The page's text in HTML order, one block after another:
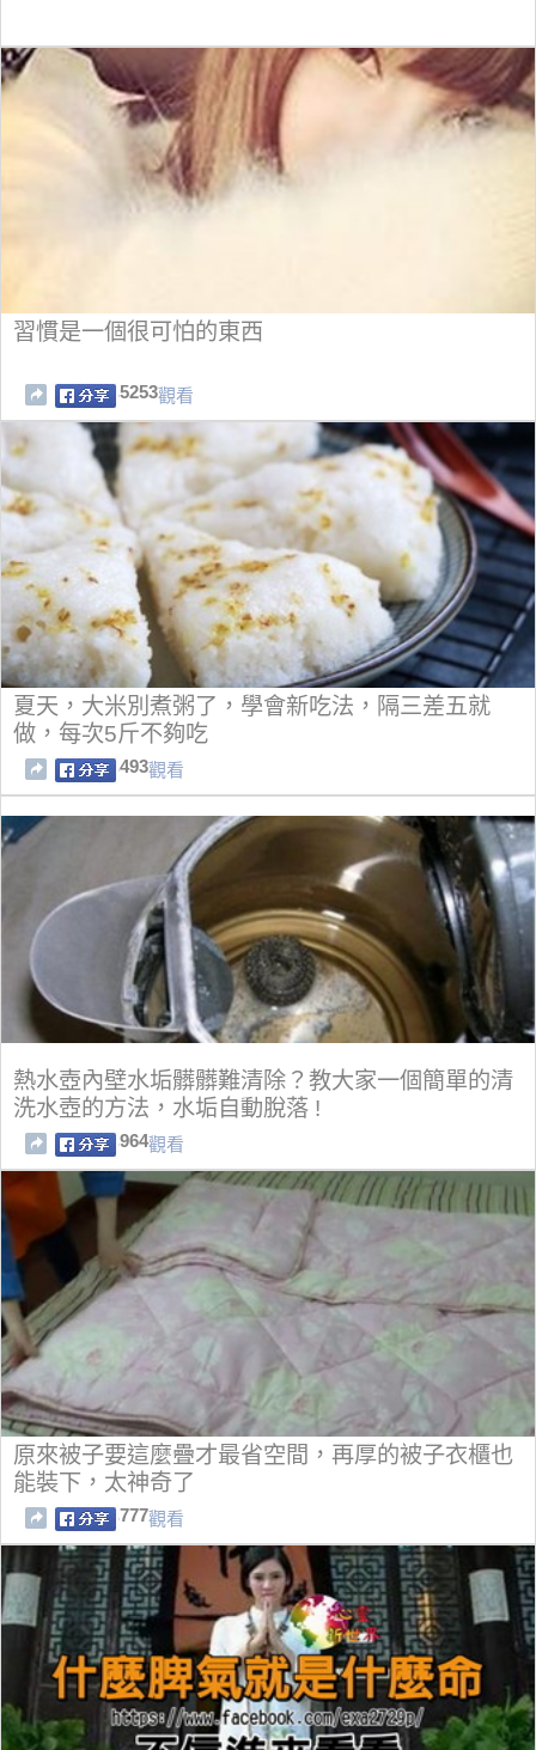
習慣是一個很可怕的東西
5253觀看
夏天，大米別煮粥了，學會新吃法，隔三差五就
做，每次5斤不夠吃
493觀看
熱水壺內壁水垢髒髒難清除？教大家一個簡單的清
洗水壺的方法，水垢自動脫落 !
964觀看
原來被子要這麼疊才最省空間，再厚的被子衣櫃也
能裝下，太神奇了
777觀看